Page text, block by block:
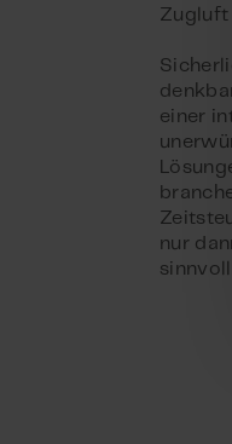
Zugluft
einer
nur